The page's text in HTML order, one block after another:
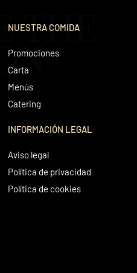
THE
NUESTRA COMIDA
Promociones
Carta
Menús
Catering
INFORMACIÓN LEGAL
Aviso legal
Política de privacidad
Política de cookies